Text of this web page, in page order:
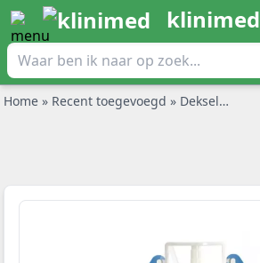
klinimed
Home » Recent toegevoegd » Deksel voor vet canister 1,2 & 3L per stuk